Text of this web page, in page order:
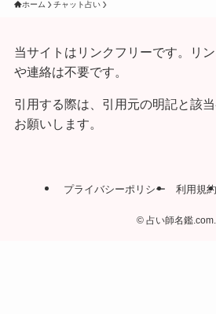
ホーム チャット占い
当サイトはリンクフリーです。リ
や連絡は不要です。
引用する際は、引用元の明記と該
お願いします。
プライバシーポリシー 利用規約
©占い師名鑑.com.